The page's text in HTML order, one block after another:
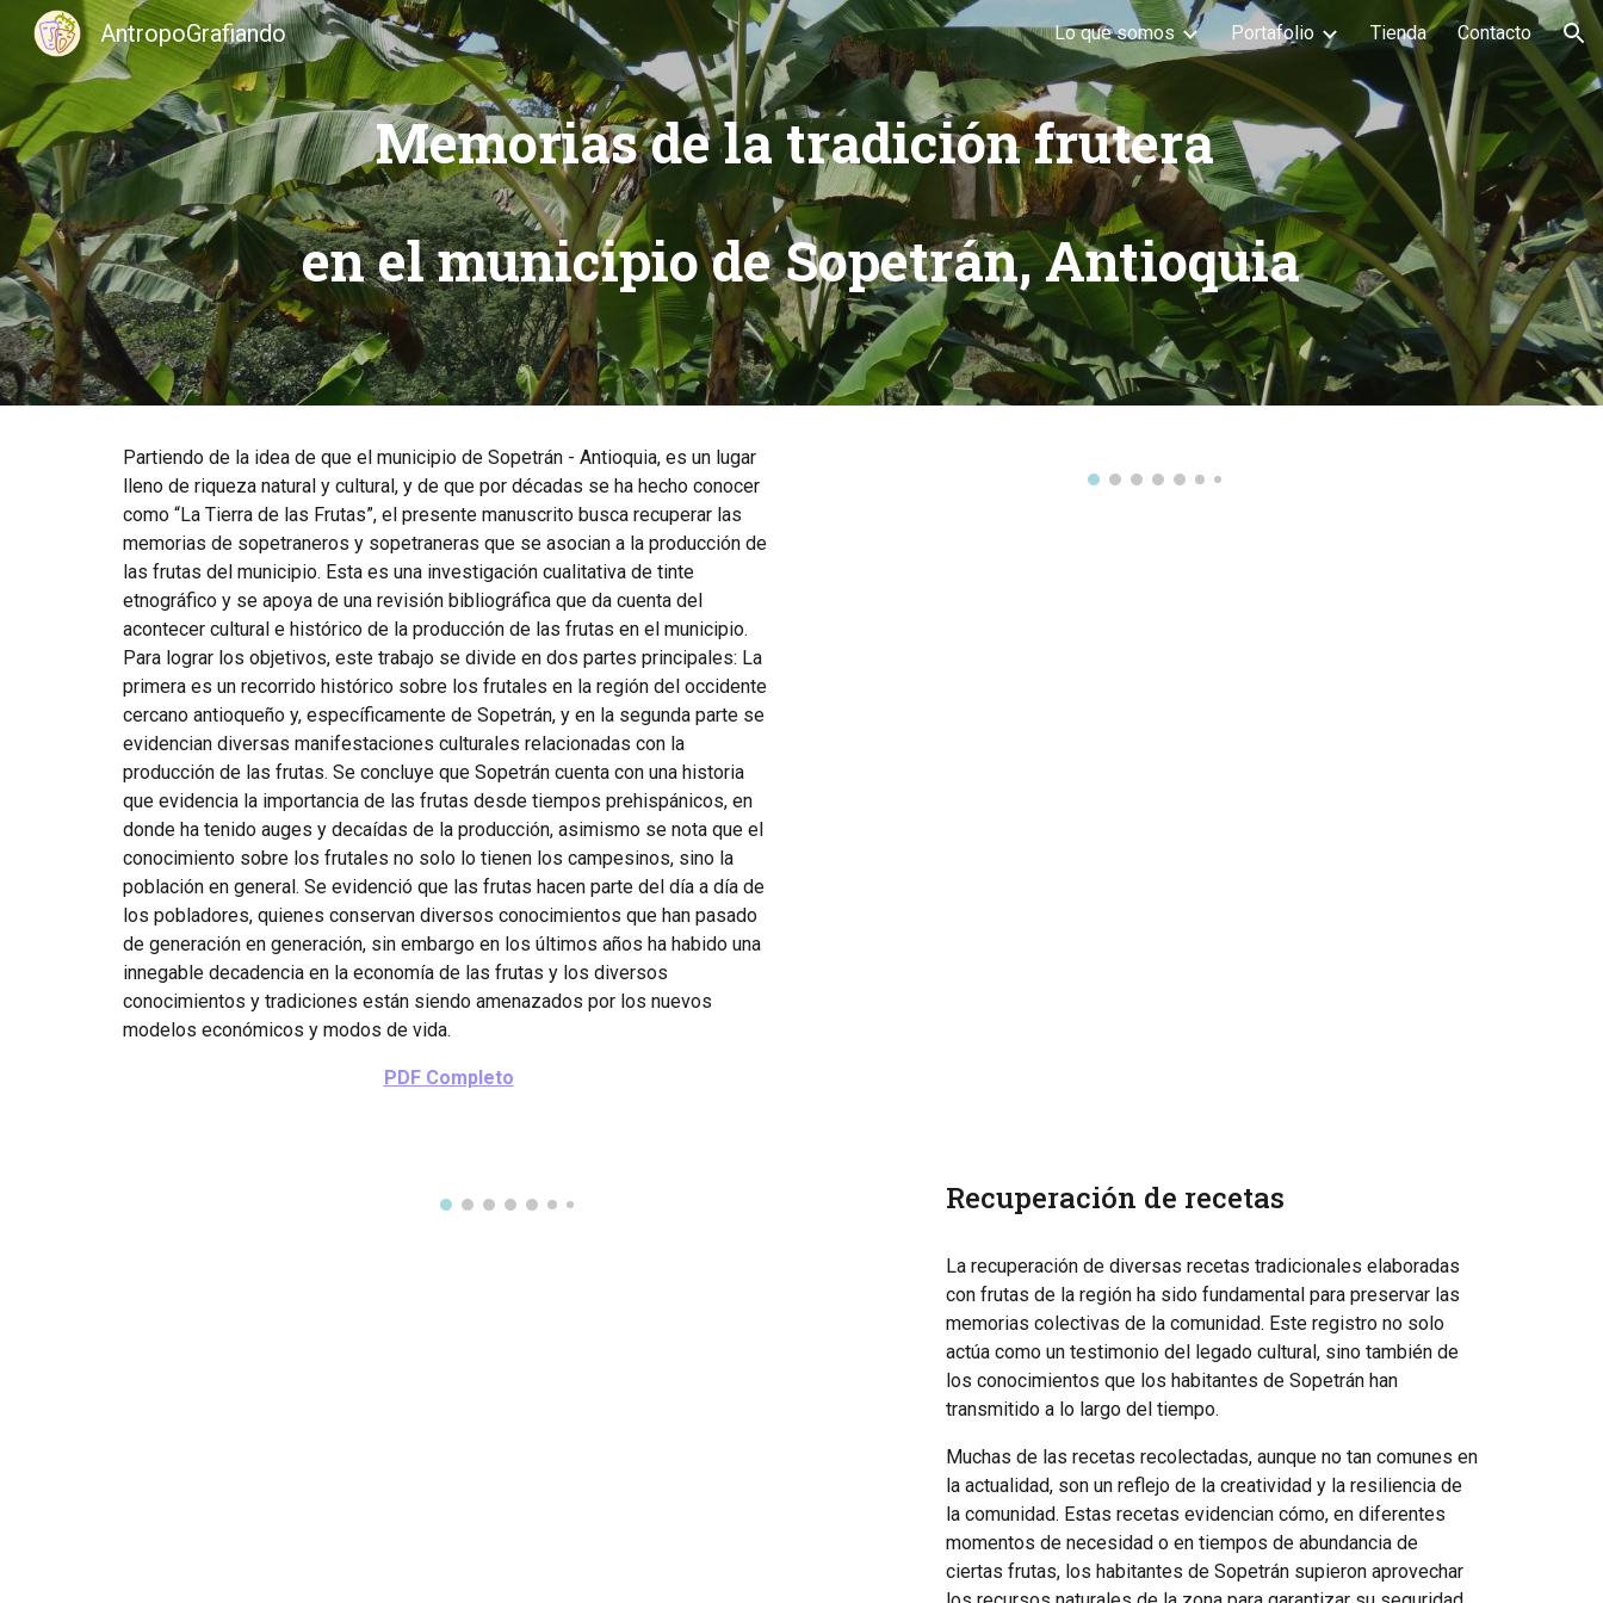
Skip to main content Skip to navigation
AntropoGrafiando Lo que somos Portafolio Tienda Contacto
Memorias de la tradición frutera
en el municipio de Sopetrán, Antioquia
Partiendo de la idea de que el municipio de Sopetrán - Antioquia, es un lugar
lleno de riqueza natural y cultural, y de que por décadas se ha hecho conocer
como “La Tierra de las Frutas”, el presente manuscrito busca recuperar las
memorias de sopetraneros y sopetraneras que se asocian a la producción de
las frutas del municipio. Esta es una investigación cualitativa de tinte
etnográfico y se apoya de una revisión bibliográfica que da cuenta del
acontecer cultural e histórico de la producción de las frutas en el municipio.
Para lograr los objetivos, este trabajo se divide en dos partes principales: La
primera es un recorrido histórico sobre los frutales en la región del occidente
cercano antioqueño y, específicamente de Sopetrán, y en la segunda parte se
evidencian diversas manifestaciones culturales relacionadas con la
producción de las frutas. Se concluye que Sopetrán cuenta con una historia
que evidencia la importancia de las frutas desde tiempos prehispánicos, en
donde ha tenido auges y decaídas de la producción, asimismo se nota que el
conocimiento sobre los frutales no solo lo tienen los campesinos, sino la
población en general. Se evidenció que las frutas hacen parte del día a día de
los pobladores, quienes conservan diversos conocimientos que han pasado
de generación en generación, sin embargo en los últimos años ha habido una
innegable decadencia en la economía de las frutas y los diversos
conocimientos y tradiciones están siendo amenazados por los nuevos
modelos económicos y modos de vida.
PDF Completo
Recuperación de recetas
La recuperación de diversas recetas tradicionales elaboradas
con frutas de la región ha sido fundamental para preservar las
memorias colectivas de la comunidad. Este registro no solo
actúa como un testimonio del legado cultural, sino también de
los conocimientos que los habitantes de Sopetrán han
transmitido a lo largo del tiempo.
Muchas de las recetas recolectadas, aunque no tan comunes en
la actualidad, son un reflejo de la creatividad y la resiliencia de
la comunidad. Estas recetas evidencian cómo, en diferentes
momentos de necesidad o en tiempos de abundancia de
ciertas frutas, los habitantes de Sopetrán supieron aprovechar